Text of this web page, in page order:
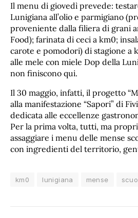
Il menu di giovedì prevede:
Lunigiana all’olio e parmigiano
proveniente dalla filiera di grani
Food); farinata di ceci a km0;
carote e pomodori) di stagione a
alle mele con miele Dop della
non finiscono qui.
Il 30 maggio, infatti, il progetto
alla manifestazione “Sapori” di
dedicata alle eccellenze
Per la prima volta, tutti, ma
assaggiare i menu delle mense
con ingredienti del territorio,
km0 lunigiana mense